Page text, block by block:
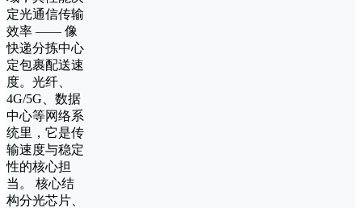
定光通信传输
效率 —— 像
快递分拣中心
定包裹配送速
度。光纤、
4G/5G、数据
中心等网络系
统里，它是传
输速度与稳定
性的核心担
当。 核心结
构分光芯片、